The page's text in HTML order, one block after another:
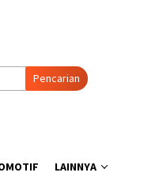
Pencarian
LAINNYA